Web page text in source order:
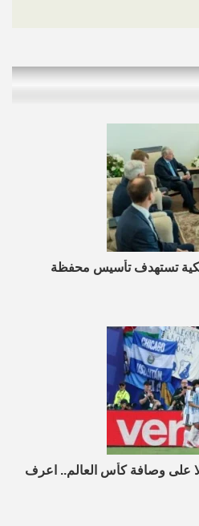
تستهدف تأسيس محفظة
على وصافة كأس العالم.. اعرف